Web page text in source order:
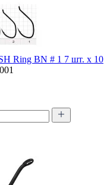
Ring BN # 1 7 шт. х 10